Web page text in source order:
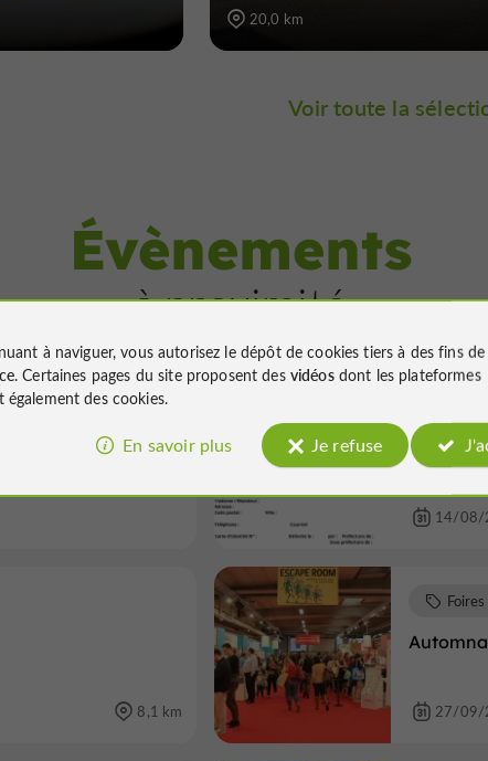
20,0 km
Voir toute la
Évènements
à proximité
- Mauvezin vide
14/08/
8,1 km 27/09/
à naviguer, vous autorisez le dépôt de cookies tiers à des fins
. Certaines pages du site proposent des vidéosdont les plateformes
également des cookies.
En savoir plus Je refuse